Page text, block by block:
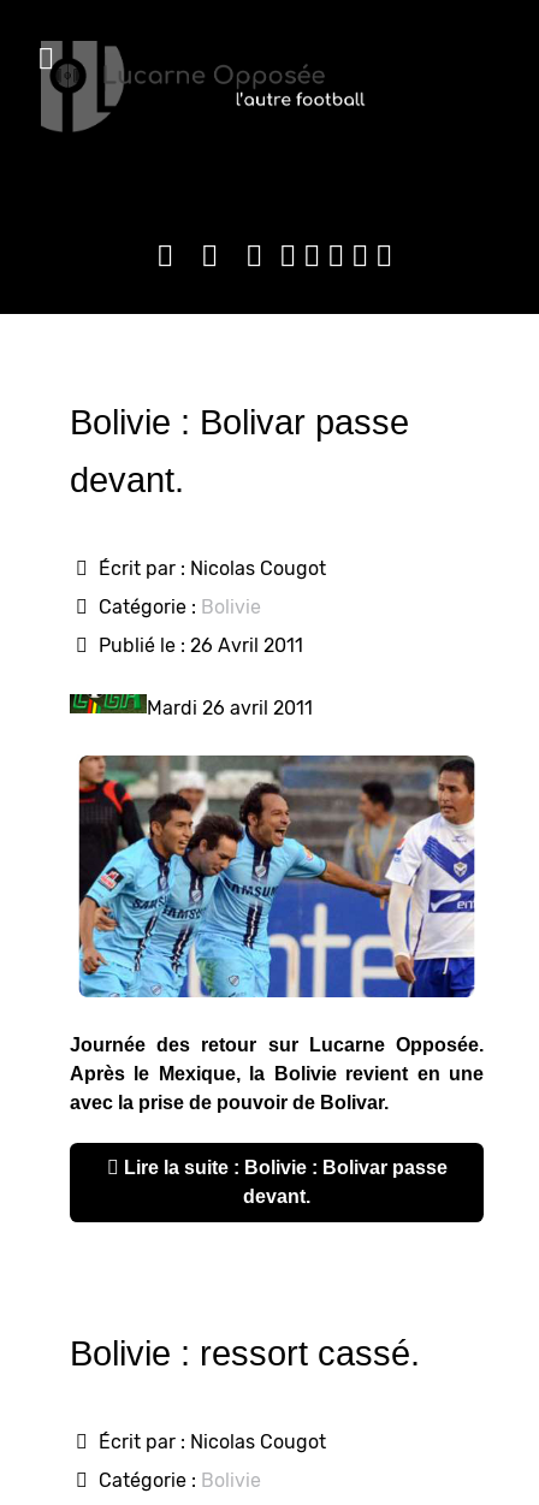
Bolivie : Bolivar passe
devant.
Écrit par : Nicolas Cougot
Catégorie : Bolivie
Publié le : 26 Avril 2011
Mardi 26 avril 2011
Journée des retour sur Lucarne Opposée.
Après le Mexique, la Bolivie revient en une
avec la prise de pouvoir de Bolivar.
Lire la suite : Bolivie : Bolivar passe
devant.
Bolivie : ressort cassé.
Écrit par : Nicolas Cougot
Catégorie : Bolivie